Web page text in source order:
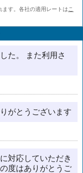
す。各社の適用レートは こ
た。 また利用さ
がとうございます
対応していただき
度はありがとうご